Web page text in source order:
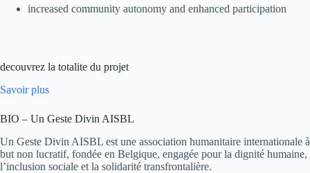
increased community autonomy and enhanced participation
decouvrez la totalite du projet
Savoir plus
BIO – Un Geste Divin AISBL
Un Geste Divin AISBL est une association humanitaire internationale à
but non lucratif, fondée en Belgique, engagée pour la dignité humaine,
l’inclusion sociale et la solidarité transfrontalière.